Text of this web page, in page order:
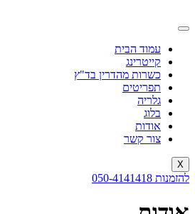
עמוד הבית
קייטרינג
כשרות מהדרין בד"ץ
תפריטים
גלריה
בלוג
אודות
צור קשר
X
להזמנות 050-4141418